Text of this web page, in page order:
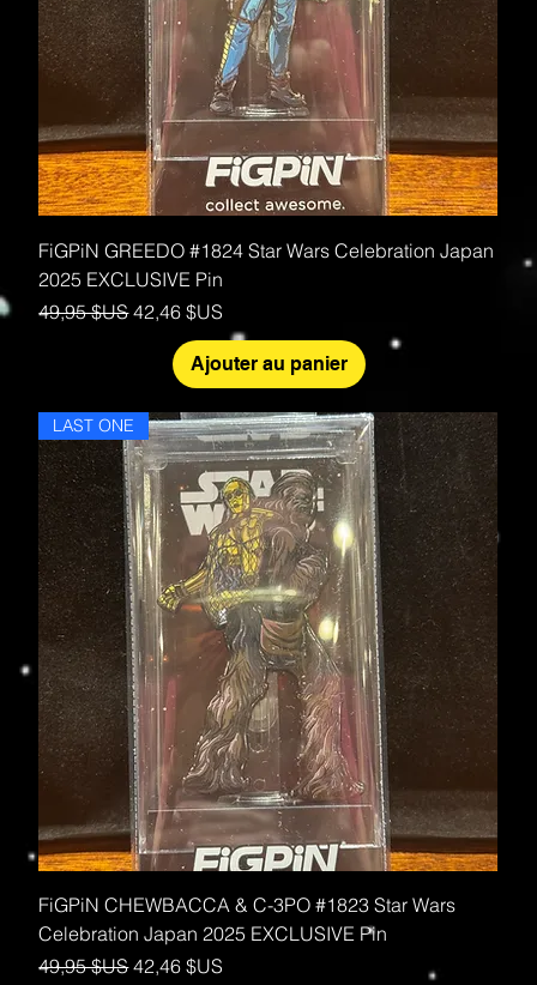
FiGPiN GREEDO #1824 Star Wars Celebration Japan
2025 EXCLUSIVE Pin
Prix original
49,95 $USPrix promotionnel
42,46 $US
Ajouter au panier
LAST ONE
FiGPiN CHEWBACCA & C-3PO #1823 Star Wars
Celebration Japan 2025 EXCLUSIVE Pin
Prix original
49,95 $USPrix promotionnel
42,46 $US